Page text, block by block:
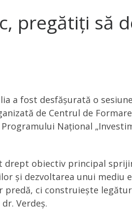
pregătiți să
a fost desfășurată o
de Centrul de
Național
drept obiectiv principal
și dezvoltarea unui mediu
ci construiește
Verdeș.